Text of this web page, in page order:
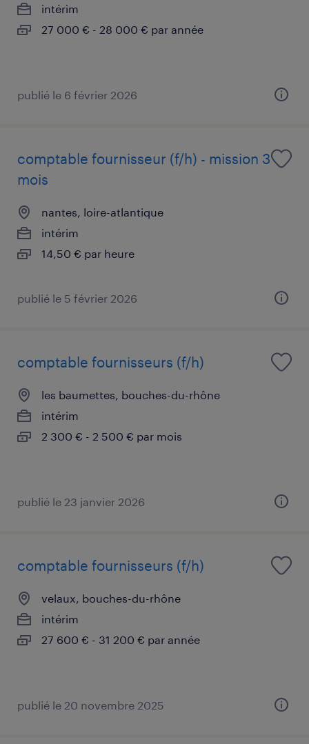
intérim
27 000 € - 28 000 € par année
publié le 6 février 2026
comptable fournisseur (f/h) - mission 3
mois
nantes, loire-atlantique
intérim
14,50 € par heure
publié le 5 février 2026
comptable fournisseurs (f/h)
les baumettes, bouches-du-rhône
intérim
2 300 € - 2 500 € par mois
publié le 23 janvier 2026
comptable fournisseurs (f/h)
velaux, bouches-du-rhône
intérim
27 600 € - 31 200 € par année
publié le 20 novembre 2025